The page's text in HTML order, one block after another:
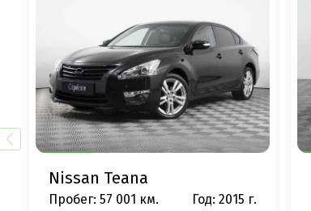
Nissan Teana
Пробег: 57 001 км. Год: 2015 г.